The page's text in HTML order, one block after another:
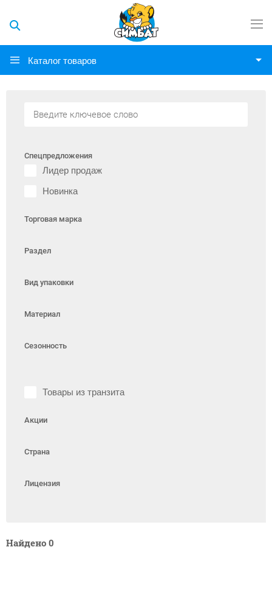
Каталог товаров
Спецпредложения
Лидер продаж
Новинка
Торговая марка
Раздел
Вид упаковки
Материал
Сезонность
Товары из транзита
Акции
Страна
Лицензия
Найдено 0